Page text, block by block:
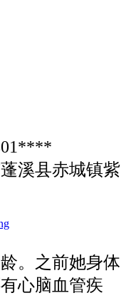
溪县赤城镇紫
。之前她身体
心脑血管疾